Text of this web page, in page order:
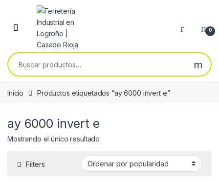
Skip to navigation
Skip to content
0
Buscar por:
Inicio Productos etiquetados “ay 6000 invert e”
ay 6000 invert e
Mostrando el único resultado
Filters